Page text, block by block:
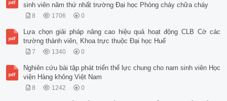
sinh viên năm thứ nhất trường Đại học Phòng cháy chữa cháy
8 1706 0
Lựa chọn giải pháp nâng cao hiệu quả hoạt động CLB Cờ các
trường thành viên, Khoa trực thuộc Đại học Huế
7 1340 0
Nghiên cứu bài tập phát triển thể lực chung cho nam sinh viên Học
viện Hàng không Việt Nam
8 1242 0